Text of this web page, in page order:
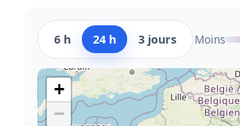
6 h 24 h 3 jours Moins
+
−